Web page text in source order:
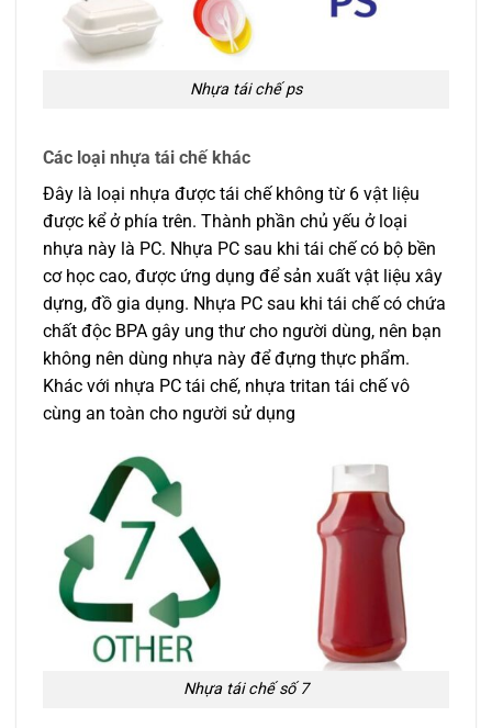
Nhựa tái chế ps
Các loại nhựa tái chế khác
Đây là loại nhựa được tái chế không từ 6 vật liệu
được kể ở phía trên. Thành phần chủ yếu ở loại
nhựa này là PC. Nhựa PC sau khi tái chế có bộ bền
cơ học cao, được ứng dụng để sản xuất vật liệu xây
dựng, đồ gia dụng. Nhựa PC sau khi tái chế có chứa
chất độc BPA gây ung thư cho người dùng, nên bạn
không nên dùng nhựa này để đựng thực phẩm.
Khác với nhựa PC tái chế, nhựa tritan tái chế vô
cùng an toàn cho người sử dụng
Nhựa tái chế số 7